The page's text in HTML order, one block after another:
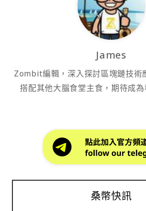
James
Zombit編輯，深入探討區塊鏈技術
搭配其他大腦食堂主食，期待成為
桑幣快訊